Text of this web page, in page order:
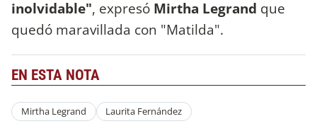
inolvidable", expresó Mirtha Legrand que
quedó maravillada con "Matilda".
EN ESTA NOTA
Mirtha Legrand Laurita Fernández